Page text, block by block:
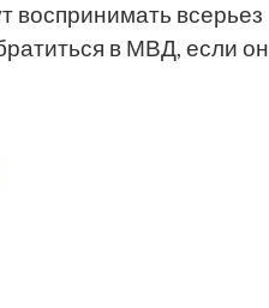
воспринимать всерьез
в МВД, если он